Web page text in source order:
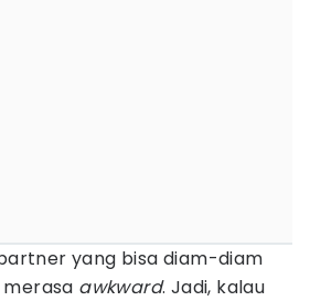
yang bisa diam-diam
awkward. Jadi, kalau